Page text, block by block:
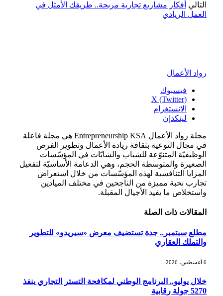
التالي أفكار مشاريع تجارية مربحة.. طريقك الأمثل في
العمل الريادي
رواد الأعمال
فيسبوك
X (Twitter)
الانستغرام
لينكدإن
مجلة رواد الأعمال Entrepreneurship KSA هي مجلة فاعلة
في مجال التوعية بثقافة ريادة الأعمال وتطوير الفرص
الوظيفيّة المتنوّعة للشباب والشابّات في المؤسّسات
الصغيرة والمتوسطة الحجم، وهي الدعامة الأساسيّة لتفعيل
المزايا التنافسية لهذه المؤسّسات من خلال استعراض
تجارب نخبة مميزة من الناجحين في مختلف الميادين
واستخلاص ما يفيد الأجيال المقبلة.
المقالات ذات الصلة
مطلع سبتمبر.. جدة تستضيف معرض «سيريدو» للتطوير
والتملك العقاري
6 أغسطس، 2026
خلال يوليو.. البرنامج الوطني لمكافحة التستر التجاري ينفذ
5270 جولة رقابية